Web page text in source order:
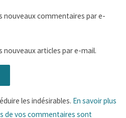
nouveaux commentaires par e-
nouveaux articles par e-mail.
les indésirables. En savoir plus
de vos commentaires sont